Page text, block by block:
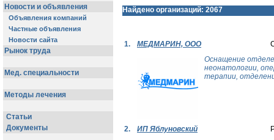
Найдено организаций: 2067
1. МЕДМАРИН, ООО
Оснащение
неонатологии,
терапии,
2. ИП Яблуновский